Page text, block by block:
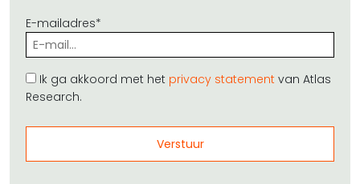
E-mailadres*
Ik ga akkoord met het privacy statement van Atlas
Research.